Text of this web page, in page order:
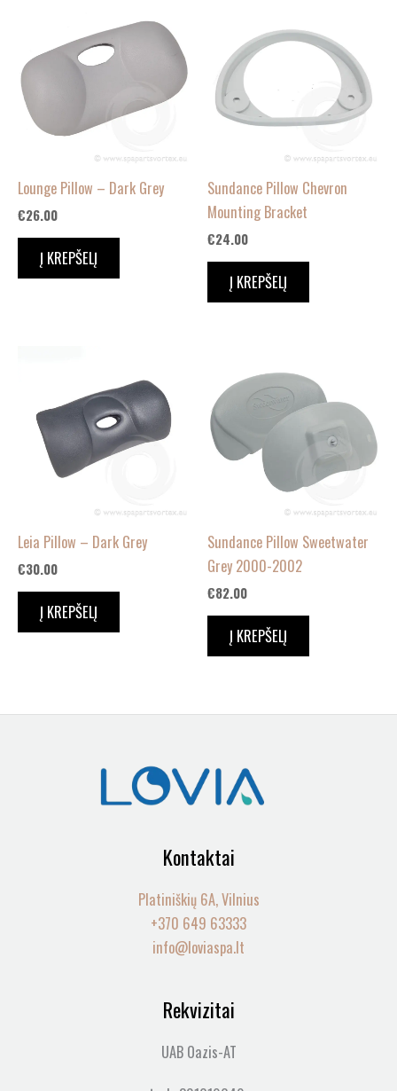
Lounge Pillow – Dark Grey
€26.00
Į KREPŠELĮ
Sundance Pillow Chevron
Mounting Bracket
€24.00
Į KREPŠELĮ
Leia Pillow – Dark Grey
€30.00
Į KREPŠELĮ
Sundance Pillow Sweetwater
Grey 2000-2002
€82.00
Į KREPŠELĮ
Kontaktai
Platiniškių 6A, Vilnius
+370 649 63333
info@loviaspa.lt
Rekvizitai
UAB Oazis-AT